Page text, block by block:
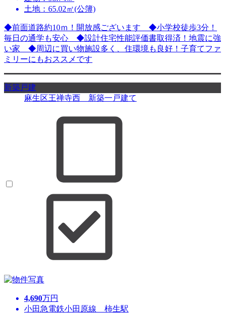
土地：65.02㎡(公簿)
◆前面道路約10ｍ！開放感ございます ◆小学校徒歩3分！
毎日の通学も安心 ◆設計住宅性能評価書取得済！地震に強
い家 ◆周辺に買い物施設多く、住環境も良好！子育てファ
ミリーにもおススメです
新築戸建
麻生区王禅寺西 新築一戸建て
4,690万円
小田急電鉄小田原線 柿生駅